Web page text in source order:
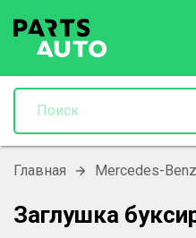
Главная Mercedes-Benz
Заглушка